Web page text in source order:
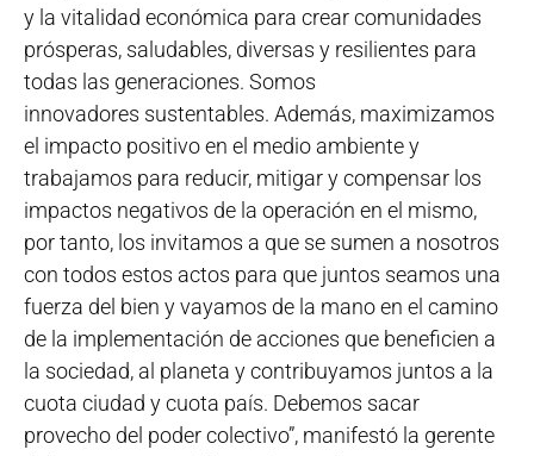
y la vitalidad económica para crear comunidades
prósperas, saludables, diversas y resilientes para
todas las generaciones. Somos
innovadores sustentables. Además, maximizamos
el impacto positivo en el medio ambiente y
trabajamos para reducir, mitigar y compensar los
impactos negativos de la operación en el mismo,
por tanto, los invitamos a que se sumen a nosotros
con todos estos actos para que juntos seamos una
fuerza del bien y vayamos de la mano en el camino
de la implementación de acciones que beneficien a
la sociedad, al planeta y contribuyamos juntos a la
cuota ciudad y cuota país. Debemos sacar
provecho del poder colectivo”, manifestó la gerente